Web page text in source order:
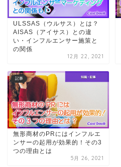
ULSSAS（ウルサス）とは？
AISAS（アイサス）との違
い・インフルエンサー施策と
の関係
12月 22, 2021
記事
無形商材のPRにはインフルエ
ンサーの起用が効果的！その3
つの理由とは
5月 26, 2021